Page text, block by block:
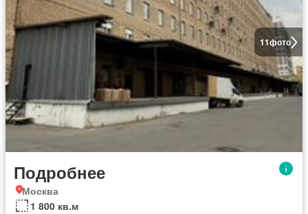
11фото
Подробнее
Москва
1 800 кв.м